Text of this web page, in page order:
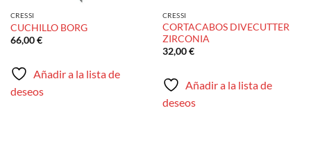
CRESSI
CUCHILLO BORG
66,00€
Añadir a la lista de
deseos
CRESSI
CORTACABOS DIVECUTTER
ZIRCONIA
32,00€
Añadir a la lista de
deseos